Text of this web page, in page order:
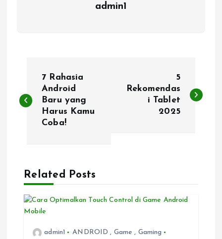
admin1
o
n
a
v
7 Rahasia
Android
Baru yang
Harus Kamu
Coba!
5
Rekomendas
i Tablet
2025
Related Posts
admin1 ANDROID , Game , Gaming